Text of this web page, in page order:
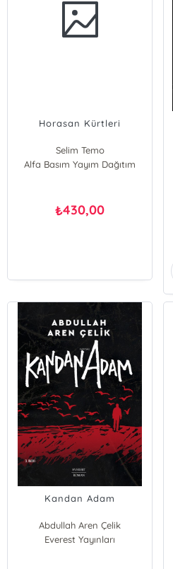
Horasan Kürtleri
Selim Temo
Alfa Basım Yayım Dağıtım
₺430,00
Kandan Adam
Abdullah Aren Çelik
Everest Yayınları